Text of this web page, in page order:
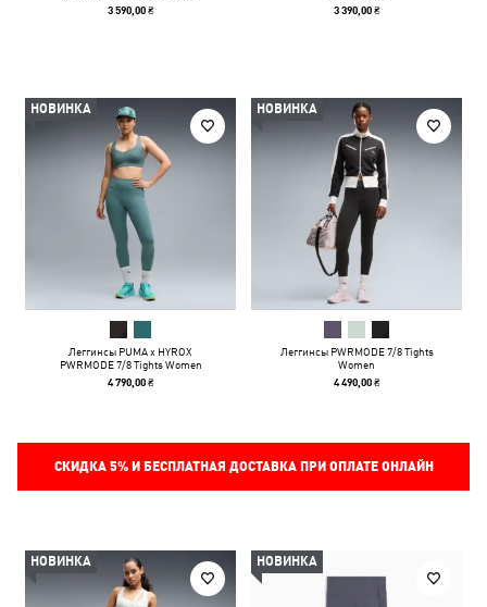
3 590,00 ₴ 3 390,00 ₴
НОВИНКА
Леггинсы PUMA x HYROX
PWRMODE 7/8 Tights Women
4 790,00 ₴
НОВИНКА
Леггинсы PWRMODE 7/8 Tights
Women
4 490,00 ₴
СКИДКА 5%И БЕСПЛАТНАЯ ДОСТАВКА ПРИ ОПЛАТЕ ОНЛАЙН
НОВИНКА НОВИНКА